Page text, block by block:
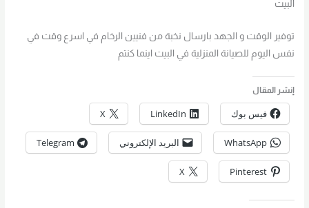
البيت
توفير الوقت و الجهد بارسال نخبة من فنيين الرخام في اسرع وقت في
نفس اليوم للصيانة المنزلية في البيت اينما كنتم
إنشر المقال
فيس بوك LinkedIn
X
WhatsApp البريد الإلكتروني Telegram
Pinterest
X